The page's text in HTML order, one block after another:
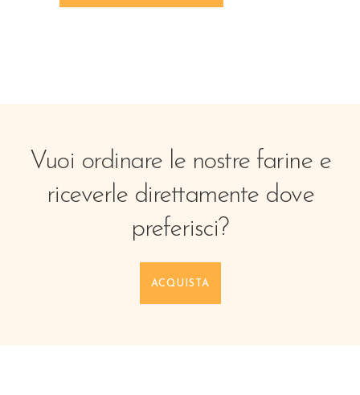
Vuoi ordinare le nostre farine e
riceverle direttamente dove
preferisci?
ACQUISTA